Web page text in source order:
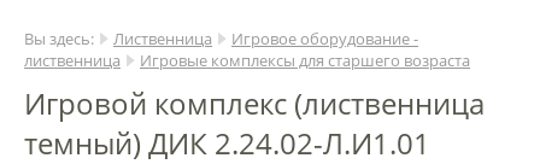
Вы здесь: Лиственница
Игровое оборудование -
лиственница
Игровые комплексы для старшего возраста
Игровой комплекс (лиственница
темный) ДИК 2.24.02-Л.И1.01